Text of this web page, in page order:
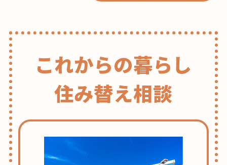
これからの暮らし
住み替え相談